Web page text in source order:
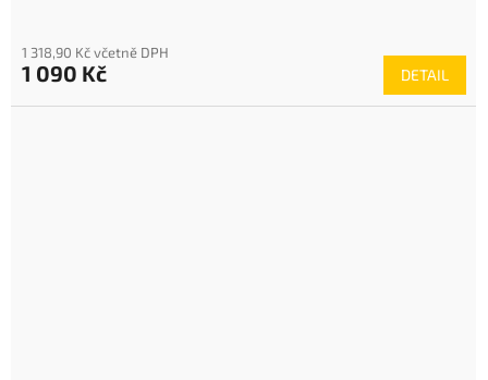
1 318,90 Kč včetně DPH
1 090 Kč DETAIL